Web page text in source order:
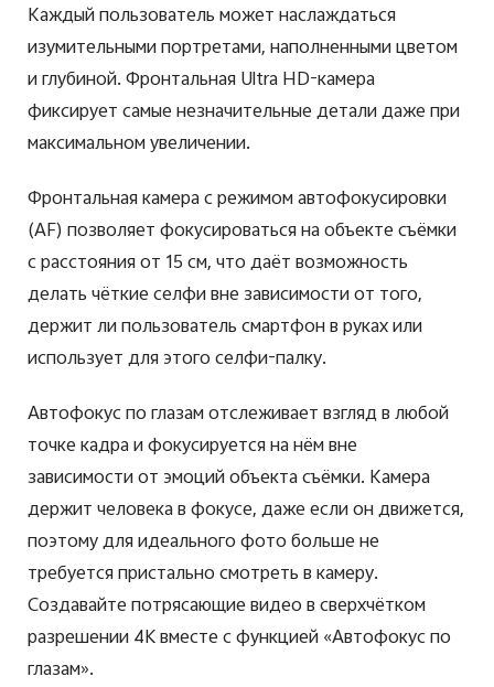
Каждый пользователь может наслаждаться
изумительными портретами, наполненными цветом
и глубиной. Фронтальная Ultra HD-камера
фиксирует самые незначительные детали даже при
максимальном увеличении.
Фронтальная камера с режимом автофокусировки
(AF) позволяет фокусироваться на объекте съёмки
с расстояния от 15 см, что даёт возможность
делать чёткие селфи вне зависимости от того,
держит ли пользователь смартфон в руках или
использует для этого селфи-палку.
Автофокус по глазам отслеживает взгляд в любой
точке кадра и фокусируется на нём вне
зависимости от эмоций объекта съёмки. Камера
держит человека в фокусе, даже если он движется,
поэтому для идеального фото больше не
требуется пристально смотреть в камеру.
Создавайте потрясающие видео в сверхчётком
разрешении 4K вместе с функцией «Автофокус по
глазам».